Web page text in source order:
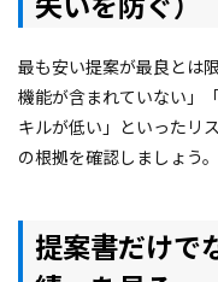
最も安い提案が最良とは
機能が含まれていない」
キルが低い」といったリ
の根拠を確認しましょう。
提案書だけで